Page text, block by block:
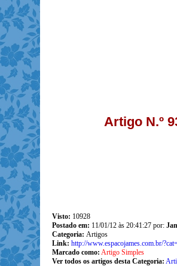
Artigo N.º
Visto: 10928
Postado em: 11/01/12 às 20:41:27 por:
Categoria: Artigos
Link: http://www.espacojames.com.br/
Marcado como: Artigo Simples
Ver todos os artigos desta Categoria: